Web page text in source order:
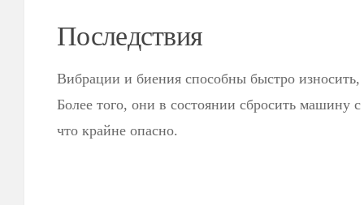
Последствия
Вибрации и биения способны быстро износить,
Более того, они в состоянии сбросить машину
что крайне опасно.